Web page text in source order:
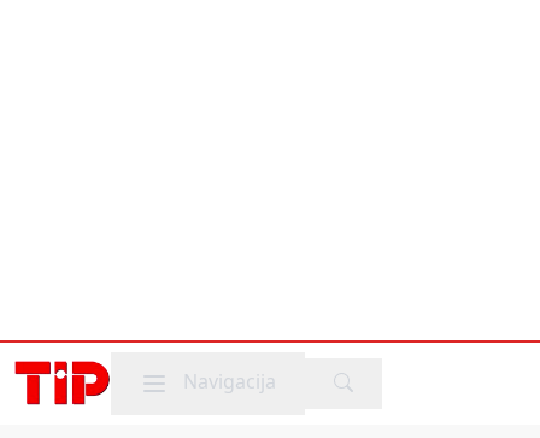
Mobile menu
Navigacija